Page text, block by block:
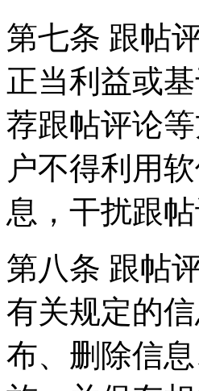
第七条 跟帖
正当利益或
荐跟帖评论
户不得利用
息，干扰跟
第八条 跟帖
有关规定的
布、删除信